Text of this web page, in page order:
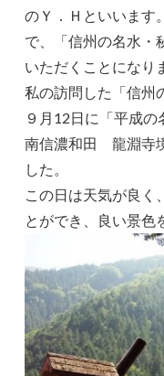
のＹ．Ｈといいます
で、「信州の名水・
いただくことになり
私の訪問した「信州
９月12日に「平成
南信濃和田 龍淵寺
した。
この日は天気が良く
とができ、良い景色